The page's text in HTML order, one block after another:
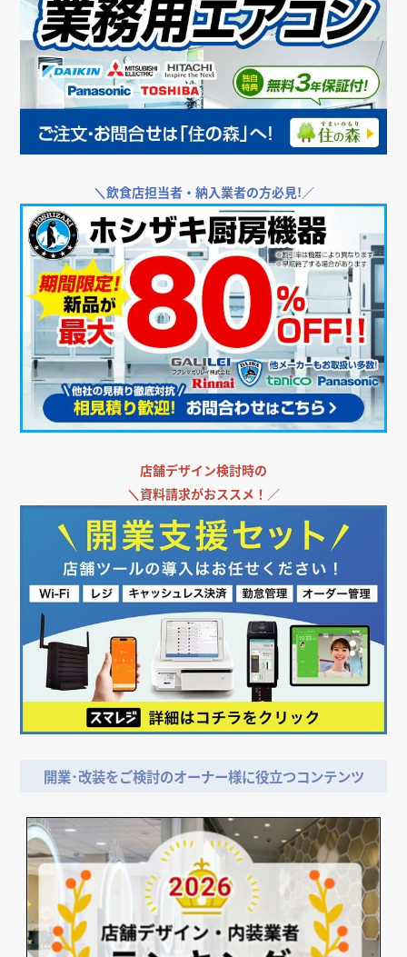
＼飲食店担当者・納入業者の方必見!／
店舗デザイン検討時の
＼資料請求がおススメ！／
開業･改装をご検討のオーナー様に役立つコンテンツ